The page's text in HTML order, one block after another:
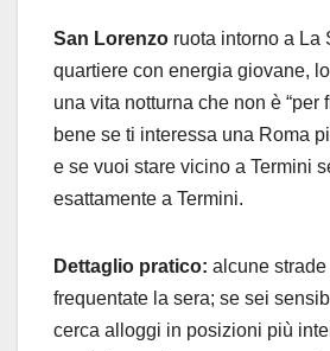
San Lorenzo ruota intorno a La
quartiere con energia giovane,
una vita notturna che non è “per
bene se ti interessa una Roma
e se vuoi stare vicino a Termini
esattamente a Termini.
Dettaglio pratico: alcune
frequentate la sera; se sei
cerca alloggi in posizioni più